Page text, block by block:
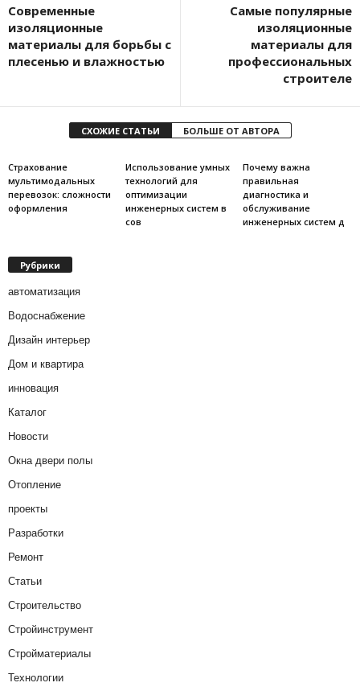
Современные
изоляционные
материалы для борьбы с
плесенью и влажностью
Самые популярные
изоляционные
материалы для
профессиональных
строителе
СХОЖИЕ СТАТЬИ БОЛЬШЕ ОТ АВТОРА
Страхование
мультимодальных
перевозок: сложности
оформления
Использование умных
технологий для
оптимизации
инженерных систем в
сов
Почему важна
правильная
диагностика и
обслуживание
инженерных систем д
Рубрики
автоматизация
Водоснабжение
Дизайн интерьер
Дом и квартира
инновация
Каталог
Новости
Окна двери полы
Отопление
проекты
Разработки
Ремонт
Статьи
Строительство
Стройинструмент
Стройматериалы
Технологии